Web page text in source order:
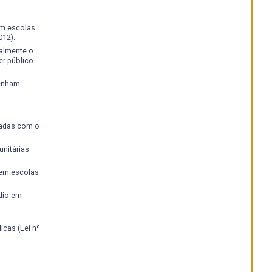
e
escolas
o
público
com o
escolas
em
(Lei nº